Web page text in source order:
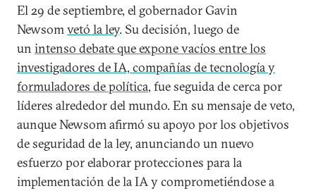
El 29 de septiembre, el gobernador Gavin
Newsomvetó la ley. Su decisión, luego de
un intenso debate que expone vacíos entre los
investigadores de IA, compañías de tecnología y
formuladores de política, fue seguida de cerca por
líderes alrededor del mundo. En su mensaje de veto,
aunque Newsom afirmó su apoyo por los objetivos
de seguridad de la ley, anunciando un nuevo
esfuerzo por elaborar protecciones para la
implementación de la IA y comprometiéndose a